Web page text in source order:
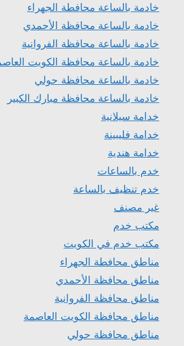
خادمة بالساعة محافطة الجهراء
خادمة بالساعة محافظة الأحمدي
خادمة بالساعة محافظة الفروانية
خادمة بالساعة محافظة الكويت
خادمة بالساعة محافظة حولي
خادمة بالساعة محافظة مبارك الكبير
خدامة سيلانية
خدامة فليبينة
خدامة هندية
خدم بالساعات
خدم تنظيف بالساعة
غير مصنف
مكتب خدم
مكتب خدم في الكويت
مناطق محافطة الجهراء
مناطق محافظة الأحمدي
مناطق محافظة الفروانية
مناطق محافظة الكويت العاصمة
مناطق محافظة حولي